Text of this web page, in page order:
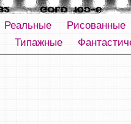
Реальные
Рисованные
Типажные